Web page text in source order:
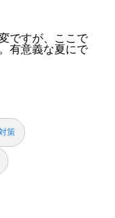
ですが、ここで
有意義な夏にで
策